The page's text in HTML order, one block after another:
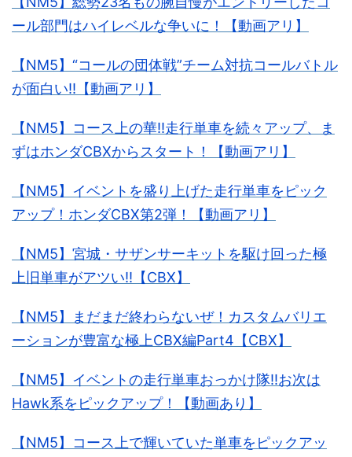
ール部門はハイレベルな争いに！【動画アリ】
【NM5】“コールの団体戦”チーム対抗コールバトル
が面白い!!【動画アリ】
【NM5】コース上の華!!走行単車を続々アップ、ま
ずはホンダCBXからスタート！【動画アリ】
【NM5】イベントを盛り上げた走行単車をピック
アップ！ホンダCBX第2弾！【動画アリ】
【NM5】宮城・サザンサーキットを駆け回った極
上旧単車がアツい!!【CBX】
【NM5】まだまだ終わらないぜ！カスタムバリエ
ーションが豊富な極上CBX編Part4【CBX】
【NM5】イベントの走行単車おっかけ隊!!お次は
Hawk系をピックアップ！【動画あり】
【NM5】コース上で輝いていた単車をピックアッ